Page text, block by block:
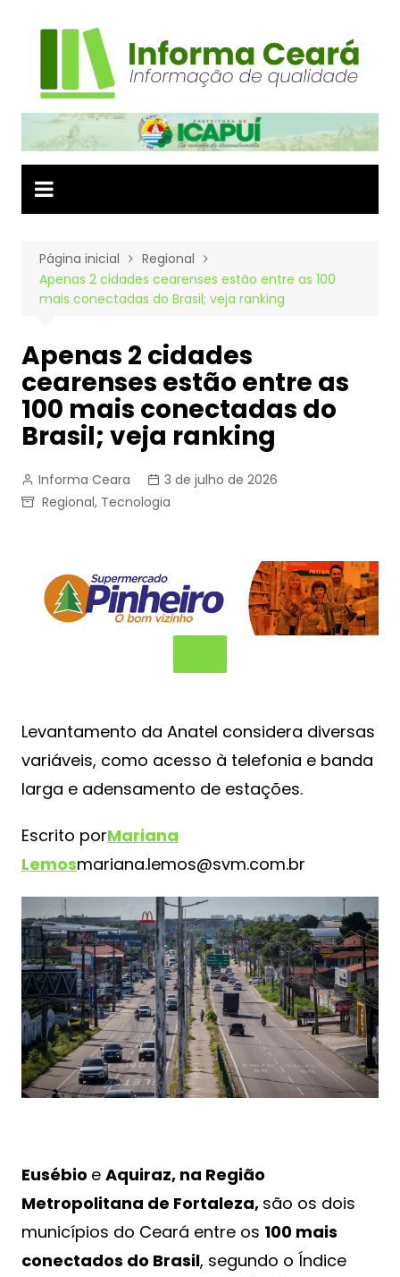
Página inicial
Regional
Apenas 2 cidades cearenses estão entre as 100
mais conectadas do Brasil; veja ranking
Apenas 2 cidades
cearenses estão entre as
100 mais conectadas do
Brasil; veja ranking
Informa Ceara
3 de julho de 2026
Regional, Tecnologia
Levantamento da Anatel considera diversas
variáveis, como acesso à telefonia e banda
larga e adensamento de estações.
Escrito porMariana
Lemosmariana.lemos@svm.com.br
Eusébio e Aquiraz, na Região
Metropolitana de Fortaleza, são os dois
municípios do Ceará entre os 100 mais
conectados do Brasil, segundo o Índice